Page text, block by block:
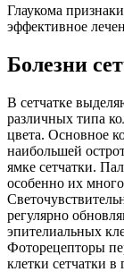
Глаукома
эффективное
Болезни
В сетчатке
различных типа
цвета. Основное
наибольшей
ямке сетчатки.
особенно их
регулярно
эпителиальных
Фоторецепторы
клетки сетчатки в